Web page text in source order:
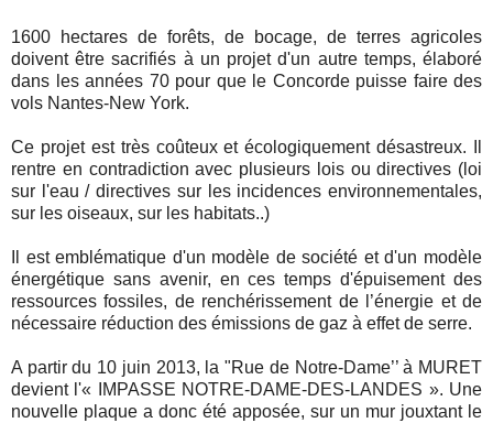
1600 hectares de forêts, de bocage, de terres agricoles
doivent être sacrifiés à un projet d'un autre temps, élaboré
dans les années 70 pour que le Concorde puisse faire des
vols Nantes-New York.
Ce projet est très coûteux et écologiquement désastreux. Il
rentre en contradiction avec plusieurs lois ou directives (loi
sur l'eau / directives sur les incidences environnementales,
sur les oiseaux, sur les habitats..)
Il est emblématique d'un modèle de société et d'un modèle
énergétique sans avenir, en ces temps d'épuisement des
ressources fossiles, de renchérissement de l’énergie et de
nécessaire réduction des émissions de gaz à effet de serre.
A partir du 10 juin 2013, la "Rue de Notre-Dame’’ à MURET
devient l'« IMPASSE NOTRE-DAME-DES-LANDES ». Une
nouvelle plaque a donc été apposée, sur un mur jouxtant le